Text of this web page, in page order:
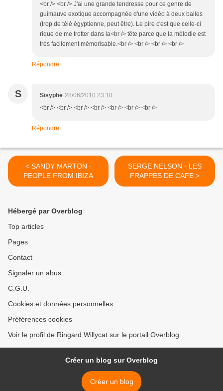
<br /> <br /> J'ai une grande tendresse pour ce genre de
guimauve exotique accompagnée d'une vidéo à deux balles
(trop de télé égyptienne, peut être). Le pire c'est que celle-ci
rique de me trotter dans la<br /> tête parce que la mélodie est
très facilement mémorisable.<br /> <br /> <br /> <br />
Répondre
S Sisyphe 28/06/2010 23:10
<br /> <br /> <br /> <br /> <br /> <br /> <br />
Répondre
< SANDY MARTON -
PEOPLE FROM IBIZA
SERGE NELSON - LES
FRAPPES DE CAFE >
Hébergé par Overblog
Top articles
Pages
Contact
Signaler un abus
C.G.U.
Cookies et données personnelles
Préférences cookies
Voir le profil de Ringard Willycat sur le portail Overblog
Créer un blog sur Overblog
Créer un blog